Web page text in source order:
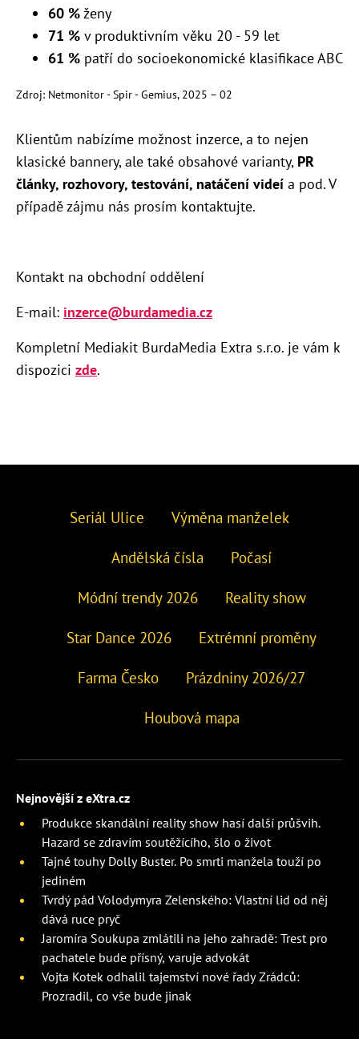
60 %ženy
71 % v produktivním věku 20 - 59 let
61 % patří do socioekonomické klasifikace ABC
Zdroj: Netmonitor - Spir - Gemius, 2025 – 02
Klientům nabízíme možnost inzerce, a to nejen
klasické bannery, ale také obsahové varianty, PR
články, rozhovory, testování, natáčení videí a pod. V
případě zájmu nás prosím kontaktujte.
Kontakt na obchodní oddělení
E-mail: inzerce@burdamedia.cz
Kompletní Mediakit BurdaMedia Extra s.r.o. je vám k
dispozici zde.
Seriál Ulice Výměna manželek
Andělská čísla Počasí
Módní trendy 2026 Reality show
Star Dance 2026 Extrémní proměny
Farma Česko Prázdniny 2026/27
Houbová mapa
Nejnovější z eXtra.cz
Produkce skandální reality show hasí další průšvih.
Hazard se zdravím soutěžícího, šlo o život
Tajné touhy Dolly Buster. Po smrti manžela touží po
jediném
Tvrdý pád Volodymyra Zelenského: Vlastní lid od něj
dává ruce pryč
Jaromíra Soukupa zmlátili na jeho zahradě: Trest pro
pachatele bude přísný, varuje advokát
Vojta Kotek odhalil tajemství nové řady Zrádců:
Prozradil, co vše bude jinak